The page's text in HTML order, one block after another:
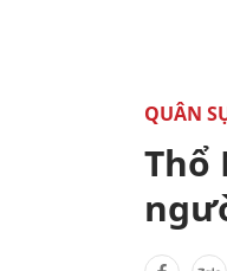
QUÂN
Thổ